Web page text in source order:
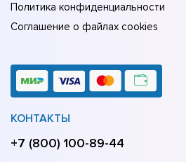
Политика конфиденциальности
Соглашение о файлах cookies
КОНТАКТЫ
+7 (800) 100-89-44